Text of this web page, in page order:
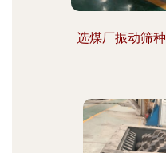
选煤厂振动筛